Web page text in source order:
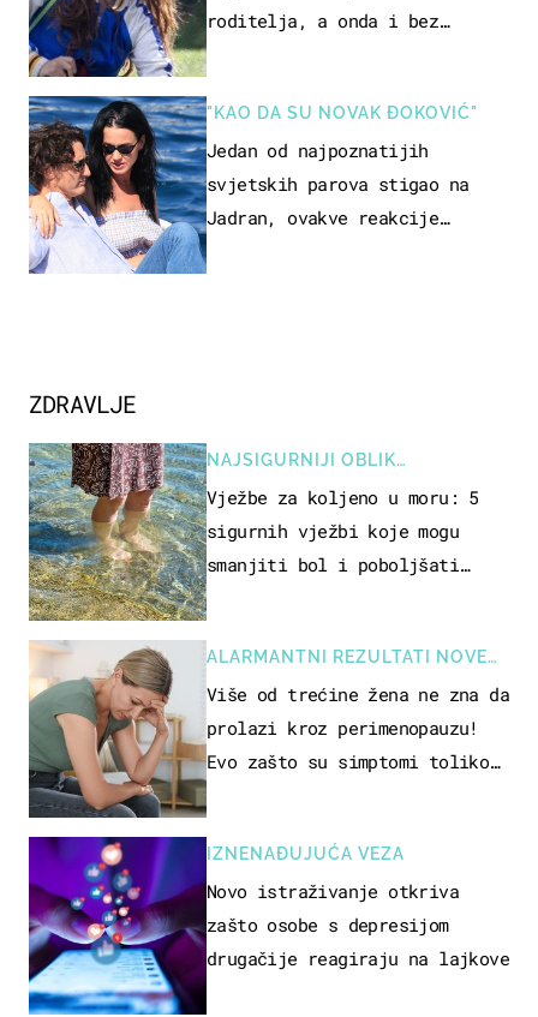
roditelja, a onda i bez
"KAO DA SU NOVAK ĐOKOVIĆ"
Jedan od najpoznatijih
svjetskih parova stigao na
Jadran, ovakve reakcije
ZDRAVLJE
NAJSIGURNIJI OBLIK
REKREACIJE
Vježbe za koljeno u moru: 5
sigurnih vježbi koje mogu
smanjiti bol i poboljšati
ALARMANTNI REZULTATI NOVE
STUDIJE
Više od trećine žena ne zna da
prolazi kroz perimenopauzu!
Evo zašto su simptomi toliko
IZNENAĐUJUĆA VEZA
Novo istraživanje otkriva
zašto osobe s depresijom
drugačije reagiraju na lajkove